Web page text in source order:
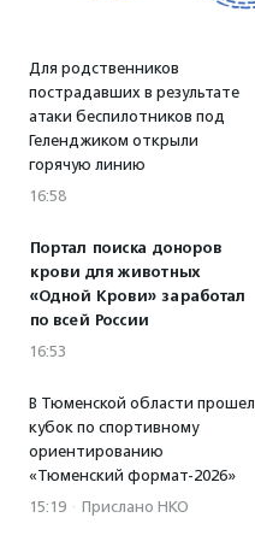
Для родственников
пострадавших в результате
атаки беспилотников под
Геленджиком открыли
горячую линию
16:58
Портал поиска доноров
крови для животных
«Одной Крови» заработал
по всей России
16:53
В Тюменской области прошел
кубок по спортивному
ориентированию
«Тюменский формат-2026»
15:19 · Прислано НКО